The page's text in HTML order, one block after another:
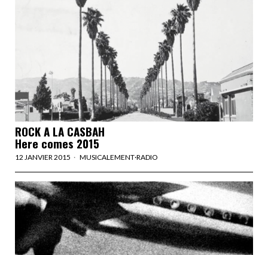
ROCK A LA CASBAH
Here comes 2015
12 JANVIER 2015 MUSICALEMENT·RADIO